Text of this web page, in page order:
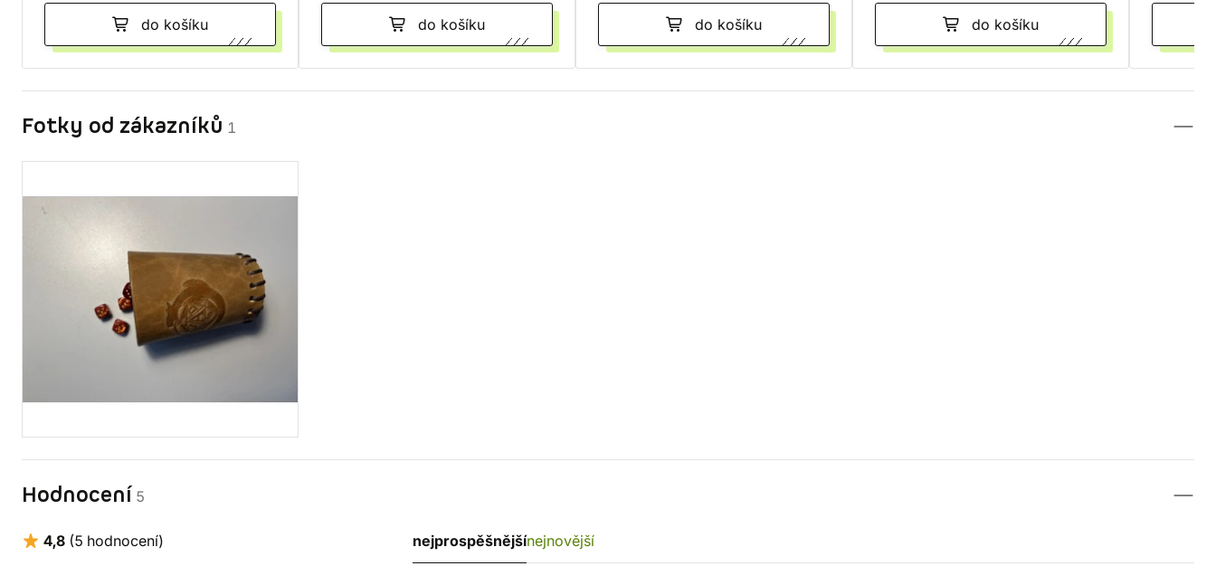
do košíku do košíku do košíku do košíku
Fotky od zákazníků 1
Hodnocení 5
4,8 (5 hodnocení) nejprospěšnějšínejnovější